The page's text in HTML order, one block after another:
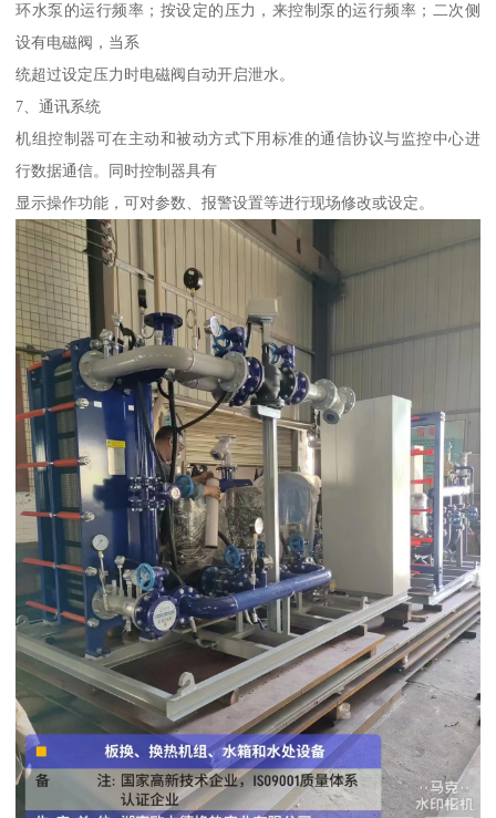
环水泵的运行频率；按设定的压力，来控制泵的运行频率；二次侧
设有电磁阀，当系
统超过设定压力时电磁阀自动开启泄水。
7、通讯系统
机组控制器可在主动和被动方式下用标准的通信协议与监控中心进
行数据通信。同时控制器具有
显示操作功能，可对参数、报警设置等进行现场修改或设定。